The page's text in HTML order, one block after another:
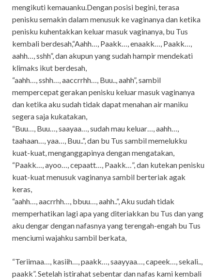
mengikuti kemauanku.Dengan posisi begini, terasa
penisku semakin dalam menusuk ke vaginanya dan ketika
penisku kuhentakkan keluar masuk vaginanya, bu Tus
kembali berdesah,“Aahh…, Paakk…, enaakk…, Paakk…,
aahh…, sshh”, dan akupun yang sudah hampir mendekati
klimaks ikut berdesah,
“aahh…, sshh…, aaccrrhh…, Buu.., aahh”, sambil
mempercepat gerakan penisku keluar masuk vaginanya
dan ketika aku sudah tidak dapat menahan air maniku
segera saja kukatakan,
“Buu…, Buu…, saayaa…, sudah mau keluar…, aahh…,
taahaan…, yaa…, Buu..”, dan bu Tus sambil memelukku
kuat-kuat, menganggapinya dengan mengatakan,
“Paakk…, ayoo…, cepaatt…, Paakk…”, dan kutekan penisku
kuat-kuat menusuk vaginanya sambil berteriak agak
keras,
“aahh…, aacrrhh…, bbuu…, aahh..”, Aku sudah tidak
memperhatikan lagi apa yang diteriakkan bu Tus dan yang
aku dengar dengan nafasnya yang terengah-engah bu Tus
menciumi wajahku sambil berkata,
“Teriimaa…, kasiih…, paakk…, saayyaa…, capeek…, sekali..,
paakk”. Setelah istirahat sebentar dan nafas kami kembali